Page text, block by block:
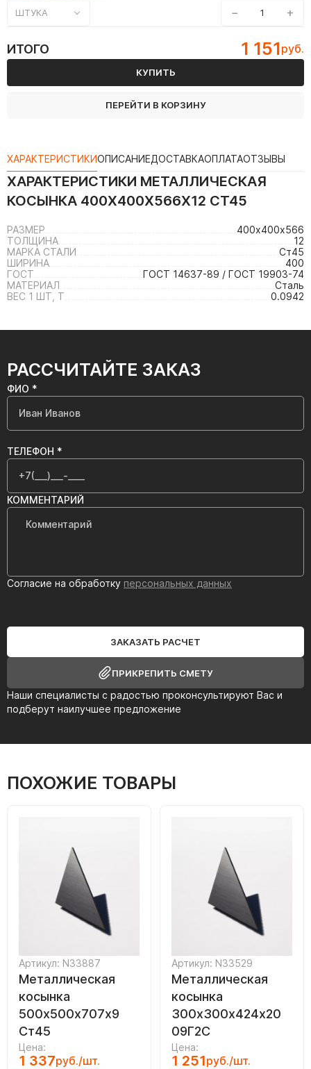
ШТУКА − +
ИТОГО 1 151руб.
КУПИТЬ
ПЕРЕЙТИ В КОРЗИНУ
ХАРАКТЕРИСТИКИОПИСАНИЕДОСТАВКАОПЛАТАОТЗЫВЫ
ХАРАКТЕРИСТИКИ МЕТАЛЛИЧЕСКАЯ
КОСЫНКА 400Х400Х566Х12 СТ45
РАЗМЕР
400х400х566
ТОЛЩИНА
12
МАРКА СТАЛИ
Ст45
ШИРИНА
400
ГОСТ
ГОСТ 14637-89 / ГОСТ 19903-74
МАТЕРИАЛ
Сталь
ВЕС 1 ШТ, Т
0.0942
РАССЧИТАЙТЕ ЗАКАЗ
Наши специалисты с радостью проконсультируют Вас и
подберут наилучшее предложение
ФИО *
ТЕЛЕФОН *
КОММЕНТАРИЙ
Согласие на обработку персональных данных
ЗАКАЗАТЬ РАСЧЕТ
ПРИКРЕПИТЬ СМЕТУ
ПОХОЖИЕ ТОВАРЫ
Артикул: N33887
Металлическая
косынка
500х500х707х9
Ст45
Цена:
1 337руб./шт.
Артикул: N33529
Металлическая
косынка
300х300х424х20
09Г2С
Цена:
1 251руб./шт.